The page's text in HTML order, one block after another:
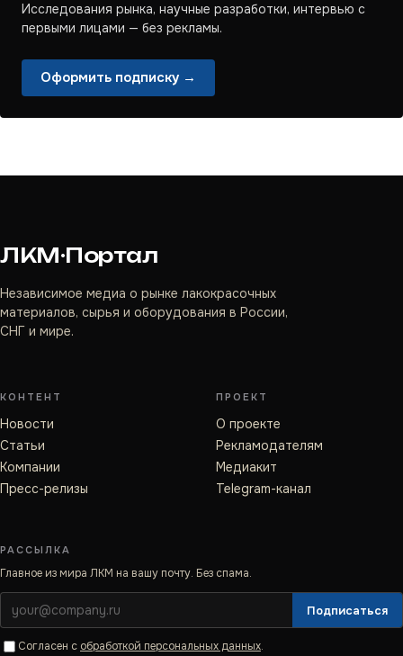
Исследования рынка, научные разработки, интервью с
первыми лицами — без рекламы.
Оформить подписку →
ЛКМ·Портал
Независимое медиа о рынке лакокрасочных
материалов, сырья и оборудования в России,
СНГ и мире.
КОНТЕНТ
Новости
Статьи
Компании
Пресс-релизы
ПРОЕКТ
О проекте
Рекламодателям
Медиакит
Telegram-канал
РАССЫЛКА
Главное из мира ЛКМ на вашу почту. Без спама.
Подписаться
Согласен с обработкой персональных данных.